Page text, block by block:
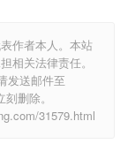
作者本人。本站
相关法律责任。
发送邮件至
删除。
31579.html